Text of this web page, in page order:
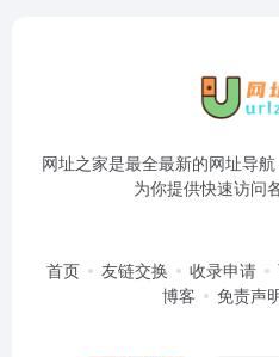
网址之家是最全最新的网址导
为你提供快速访问
首页 友链交换 收录申请
博客
免责声